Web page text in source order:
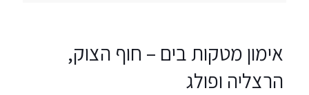
אימון מטקות בים – חוף הצוק,
הרצליה ופולג